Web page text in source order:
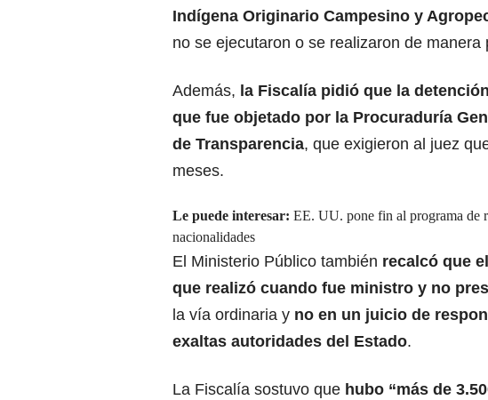
Indígena Originario Campesino y
no se ejecutaron o se realizaron de manera
Además, la Fiscalía pidió que la
que fue objetado por la Procuraduría
de Transparencia, que exigieron al juez
meses.
Le puede interesar: EE. UU. pone fin al programa de
nacionalidades
El Ministerio Público también recalcó que
que realizó cuando fue ministro y no
la vía ordinaria y no en un juicio de
exaltas autoridades del Estado.
La Fiscalía sostuvo que hubo “más de